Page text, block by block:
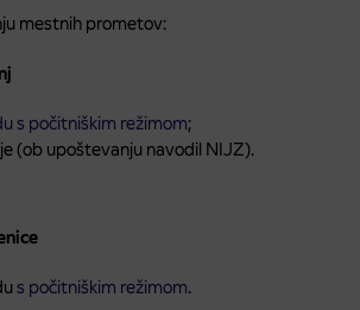
mestnih prometov:
s počitniškim režimom;
(ob upoštevanju navodil NIJZ).
s počitniškim režimom.